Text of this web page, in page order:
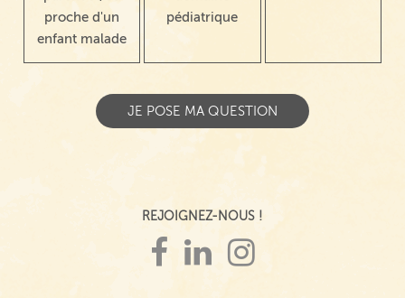
proche d'un
enfant malade
pédiatrique
REJOIGNEZ-NOUS !